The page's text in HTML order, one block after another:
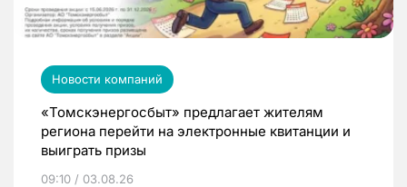
Новости компаний
«Томскэнергосбыт» предлагает жителям
региона перейти на электронные квитанции и
выиграть призы
09:10 / 03.08.26